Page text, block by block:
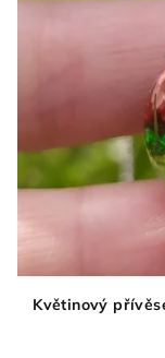
Květinový